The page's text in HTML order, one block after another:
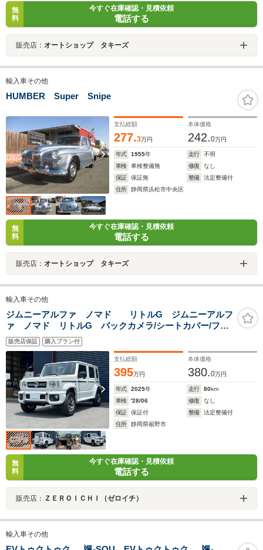
無
料
今すぐ在庫確認・見積依頼
電話する
販売店： オートショップ タキーズ
輸入車その他
HUMBER Super Snipe
支払総額
277.3万円
本体価格
242.0万円
年式 1955年 走行
不明
車検
車検整備無 修復
なし
保証
保証無 整備
法定整備付
住所
静岡県浜松市中央区
無
料
今すぐ在庫確認・見積依頼
電話する
販売店： オートショップ タキーズ
輸入車その他
ジムニーアルファ ノマド リトルG ジムニーアルフ
ァ ノマド リトルG バックカメラ/シートカバー/フロ
アマット/障害物センサー/クルーズコントロール/LEDヘッ
ドライト/ディスプレイオーディオ/リトルG
販売店保証 購入プラン付
支払総額
395万円
本体価格
380.0万円
年式 2025年 走行 80km
車検
'28/06 修復
なし
保証
保証付 整備
法定整備付
住所
静岡県裾野市
無
料
今すぐ在庫確認・見積依頼
電話する
販売店： ＺＥＲＯＩＣＨＩ（ゼロイチ）
輸入車その他